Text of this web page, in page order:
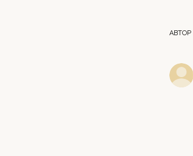
АВТОР